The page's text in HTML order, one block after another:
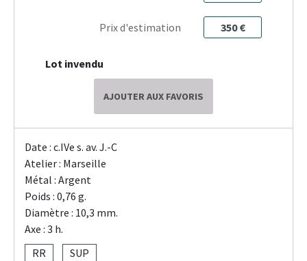
Prix d'estimation 350 €
Lot invendu
AJOUTER AUX FAVORIS
Date : c.IVe s. av. J.-C
Atelier : Marseille
Métal : Argent
Poids : 0,76 g.
Diamètre : 10,3 mm.
Axe : 3 h.
RR
SUP